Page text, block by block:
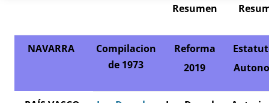
Resumen
NAVARRA
Compilacion
de 1973
Reforma
2019